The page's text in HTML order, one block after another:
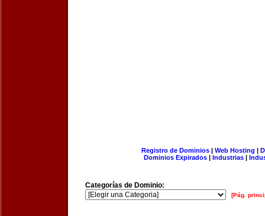
Registro de Dominios| Web Hosting |
Dominios Expirados | Industrias |
Categorías de Dominio:
[Pág.